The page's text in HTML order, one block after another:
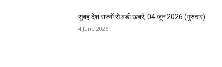
सुबह देश राज्यों से बड़ी खबरें, 04 जून 2026 (गुरुवार)
4 June 2026